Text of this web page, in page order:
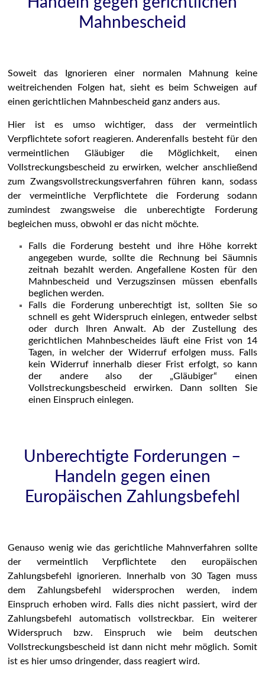
Mahnbescheid
Soweit das Ignorieren einer normalen Mahnung keine
weitreichenden Folgen hat, sieht es beim Schweigen auf
einen gerichtlichen Mahnbescheid ganz anders aus.
Hier ist es umso wichtiger, dass der vermeintlich
Verpflichtete sofort reagieren. Anderenfalls besteht für den
vermeintlichen Gläubiger die Möglichkeit, einen
Vollstreckungsbescheid zu erwirken, welcher anschließend
zum Zwangsvollstreckungsverfahren führen kann, sodass
der vermeintliche Verpflichtete die Forderung sodann
zumindest zwangsweise die unberechtigte Forderung
begleichen muss, obwohl er das nicht möchte.
Falls die Forderung besteht und ihre Höhe korrekt
angegeben wurde, sollte die Rechnung bei Säumnis
zeitnah bezahlt werden. Angefallene Kosten für den
Mahnbescheid und Verzugszinsen müssen ebenfalls
beglichen werden.
Falls die Forderung unberechtigt ist, sollten Sie so
schnell es geht Widerspruch einlegen, entweder selbst
oder durch Ihren Anwalt. Ab der Zustellung des
gerichtlichen Mahnbescheides läuft eine Frist von 14
Tagen, in welcher der Widerruf erfolgen muss. Falls
kein Widerruf innerhalb dieser Frist erfolgt, so kann
der andere also der „Gläubiger“ einen
Vollstreckungsbescheid erwirken. Dann sollten Sie
einen Einspruch einlegen.
Unberechtigte Forderungen –
Handeln gegen einen
Europäischen Zahlungsbefehl
Genauso wenig wie das gerichtliche Mahnverfahren sollte
der vermeintlich Verpflichtete den europäischen
Zahlungsbefehl ignorieren. Innerhalb von 30 Tagen muss
dem Zahlungsbefehl widersprochen werden, indem
Einspruch erhoben wird. Falls dies nicht passiert, wird der
Zahlungsbefehl automatisch vollstreckbar. Ein weiterer
Widerspruch bzw. Einspruch wie beim deutschen
Vollstreckungsbescheid ist dann nicht mehr möglich. Somit
ist es hier umso dringender, dass reagiert wird.